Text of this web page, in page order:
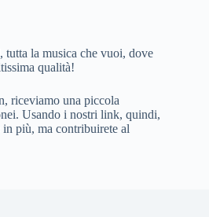
la musica che vuoi, dove
qualità!
riceviamo una piccola
Usando i nostri link, quindi,
in più, ma contribuirete al